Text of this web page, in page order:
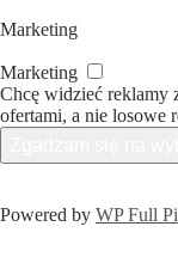
Marketing
Marketing
Chcę widzieć reklamy
ofertami, a nie losowe
Powered by WP Full